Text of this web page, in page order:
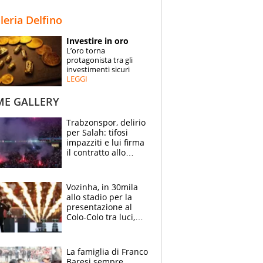
ESPERTI
CONTATTI
Delfino
Investire in oro
L’oro torna
protagonista tra gli
investimenti sicuri
LEGGI
GALLERY
Trabzonspor, delirio
per Salah: tifosi
impazziti e lui firma
il contratto allo
Vozinha, in 30mila
allo stadio per la
presentazione al
Colo-Colo tra luci,
La famiglia di Franco